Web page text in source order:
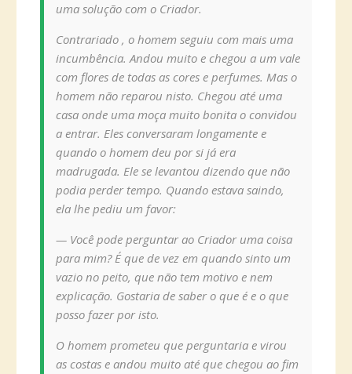
uma solução com o Criador.
Contrariado , o homem seguiu com mais uma
incumbência. Andou muito e chegou a um vale
com flores de todas as cores e perfumes. Mas o
homem não reparou nisto. Chegou até uma
casa onde uma moça muito bonita o convidou
a entrar. Eles conversaram longamente e
quando o homem deu por si já era
madrugada. Ele se levantou dizendo que não
podia perder tempo. Quando estava saindo,
ela lhe pediu um favor:
— Você pode perguntar ao Criador uma coisa
para mim? É que de vez em quando sinto um
vazio no peito, que não tem motivo e nem
explicação. Gostaria de saber o que é e o que
posso fazer por isto.
O homem prometeu que perguntaria e virou
as costas e andou muito até que chegou ao fim